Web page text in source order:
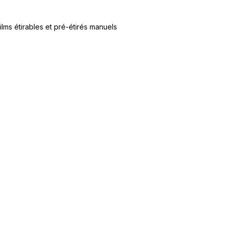
étirables et pré-étirés manuels